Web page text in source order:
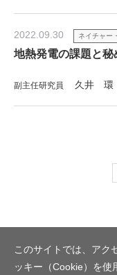
2022.09.30 ネイチャー
地熱発電の課題と
副主任研究員 久井 環
このサイトでは、アク
ッキー（Cookie）を使